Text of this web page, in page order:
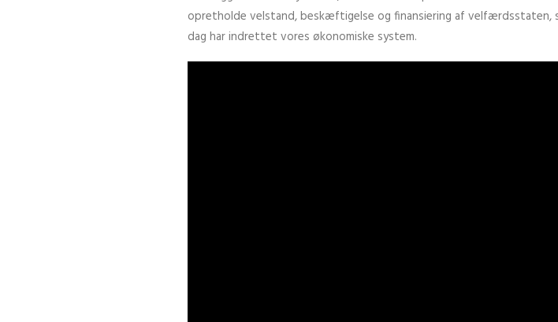
opretholde velstand, beskæftigelse og finansiering af velfærdsstaten,
dag har indrettet vores økonomiske system.